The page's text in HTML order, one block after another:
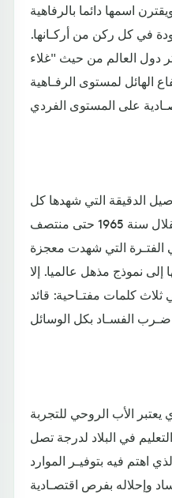
اسمها دائما بالرفاهية
في كل ركن من أركـانها.
دول العالم من حيث "غلاء
الهائل لمستوى الرفـاهية
الدقيقة التي شهدها كل
يوم تقريبا من أيام الاستقلال سنة 1965 حتى منتصف
الفتـرة التي شهدت معجزة
إلى نموذج مذهل عالميا. إلا
ثلاث كلمات مفتـاحية: قائد
الأب الروحي للتجربة
في البلاد لدرجة تصل
اهتم فيه بتوفيـر الموارد
وإحلاله بفرص اقتصـادية